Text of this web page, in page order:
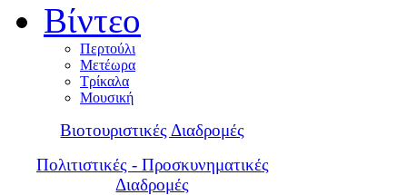
Βίντεο
Περτούλι
Μετέωρα
Τρίκαλα
Μουσική
Βιοτουριστικές Διαδρομές
Πολιτιστικές - Προσκυνηματικές
Διαδρομές